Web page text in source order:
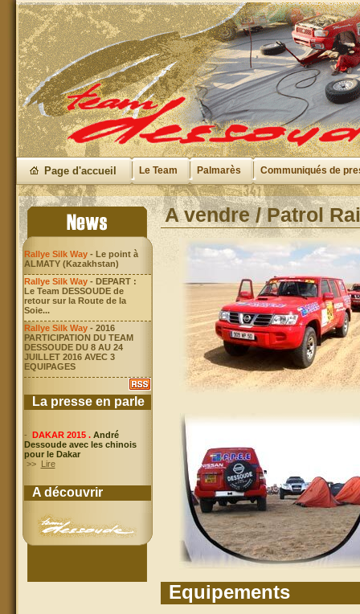
Page d'accueil Le Team Palmarès Communiqués de
Rallye Silk Way- Le point à
ALMATY (Kazakhstan)
Rallye Silk Way- DEPART :
Le Team DESSOUDE de
retour sur la Route de la
Soie...
Rallye Silk Way- 2016
PARTICIPATION DU TEAM
DESSOUDE DU 8 AU 24
JUILLET 2016 AVEC 3
EQUIPAGES
La presse en parle
- DAKAR 2015 . André
Dessoude avec les chinois
pour le Dakar
>>
Lire
A découvrir
A vendre / Patrol
Equipements